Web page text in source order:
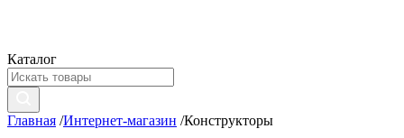
Каталог
Главная /Интернет-магазин /Конструкторы